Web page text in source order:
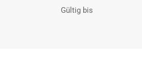
Gültig bis